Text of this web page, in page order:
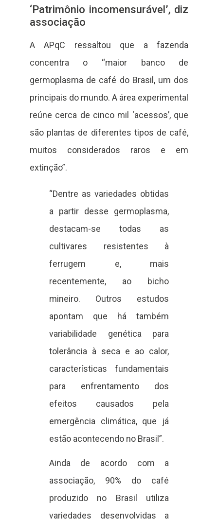
‘Patrimônio incomensurável’, diz
associação
A APqC ressaltou que a fazenda
concentra o “maior banco de
germoplasma de café do Brasil, um dos
principais do mundo. A área experimental
reúne cerca de cinco mil ‘acessos’, que
são plantas de diferentes tipos de café,
muitos considerados raros e em
extinção”.
“Dentre as variedades obtidas
a partir desse germoplasma,
destacam-se todas as
cultivares resistentes à
ferrugem e, mais
recentemente, ao bicho
mineiro. Outros estudos
apontam que há também
variabilidade genética para
tolerância à seca e ao calor,
características fundamentais
para enfrentamento dos
efeitos causados pela
emergência climática, que já
estão acontecendo no Brasil”.
Ainda de acordo com a
associação, 90% do café
produzido no Brasil utiliza
variedades desenvolvidas a